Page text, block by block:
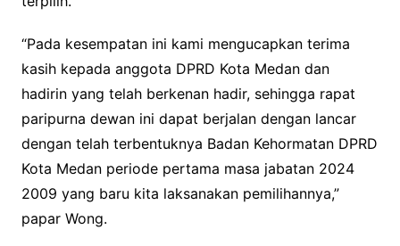
“Pada kesempatan ini kami mengucapkan terima
kasih kepada anggota DPRD Kota Medan dan
hadirin yang telah berkenan hadir, sehingga rapat
paripurna dewan ini dapat berjalan dengan lancar
dengan telah terbentuknya Badan Kehormatan DPRD
Kota Medan periode pertama masa jabatan 2024
2009 yang baru kita laksanakan pemilihannya,”
papar Wong.